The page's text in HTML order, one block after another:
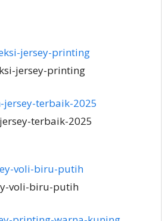
jersey-printing
terbaik-2025
voli-biru-putih